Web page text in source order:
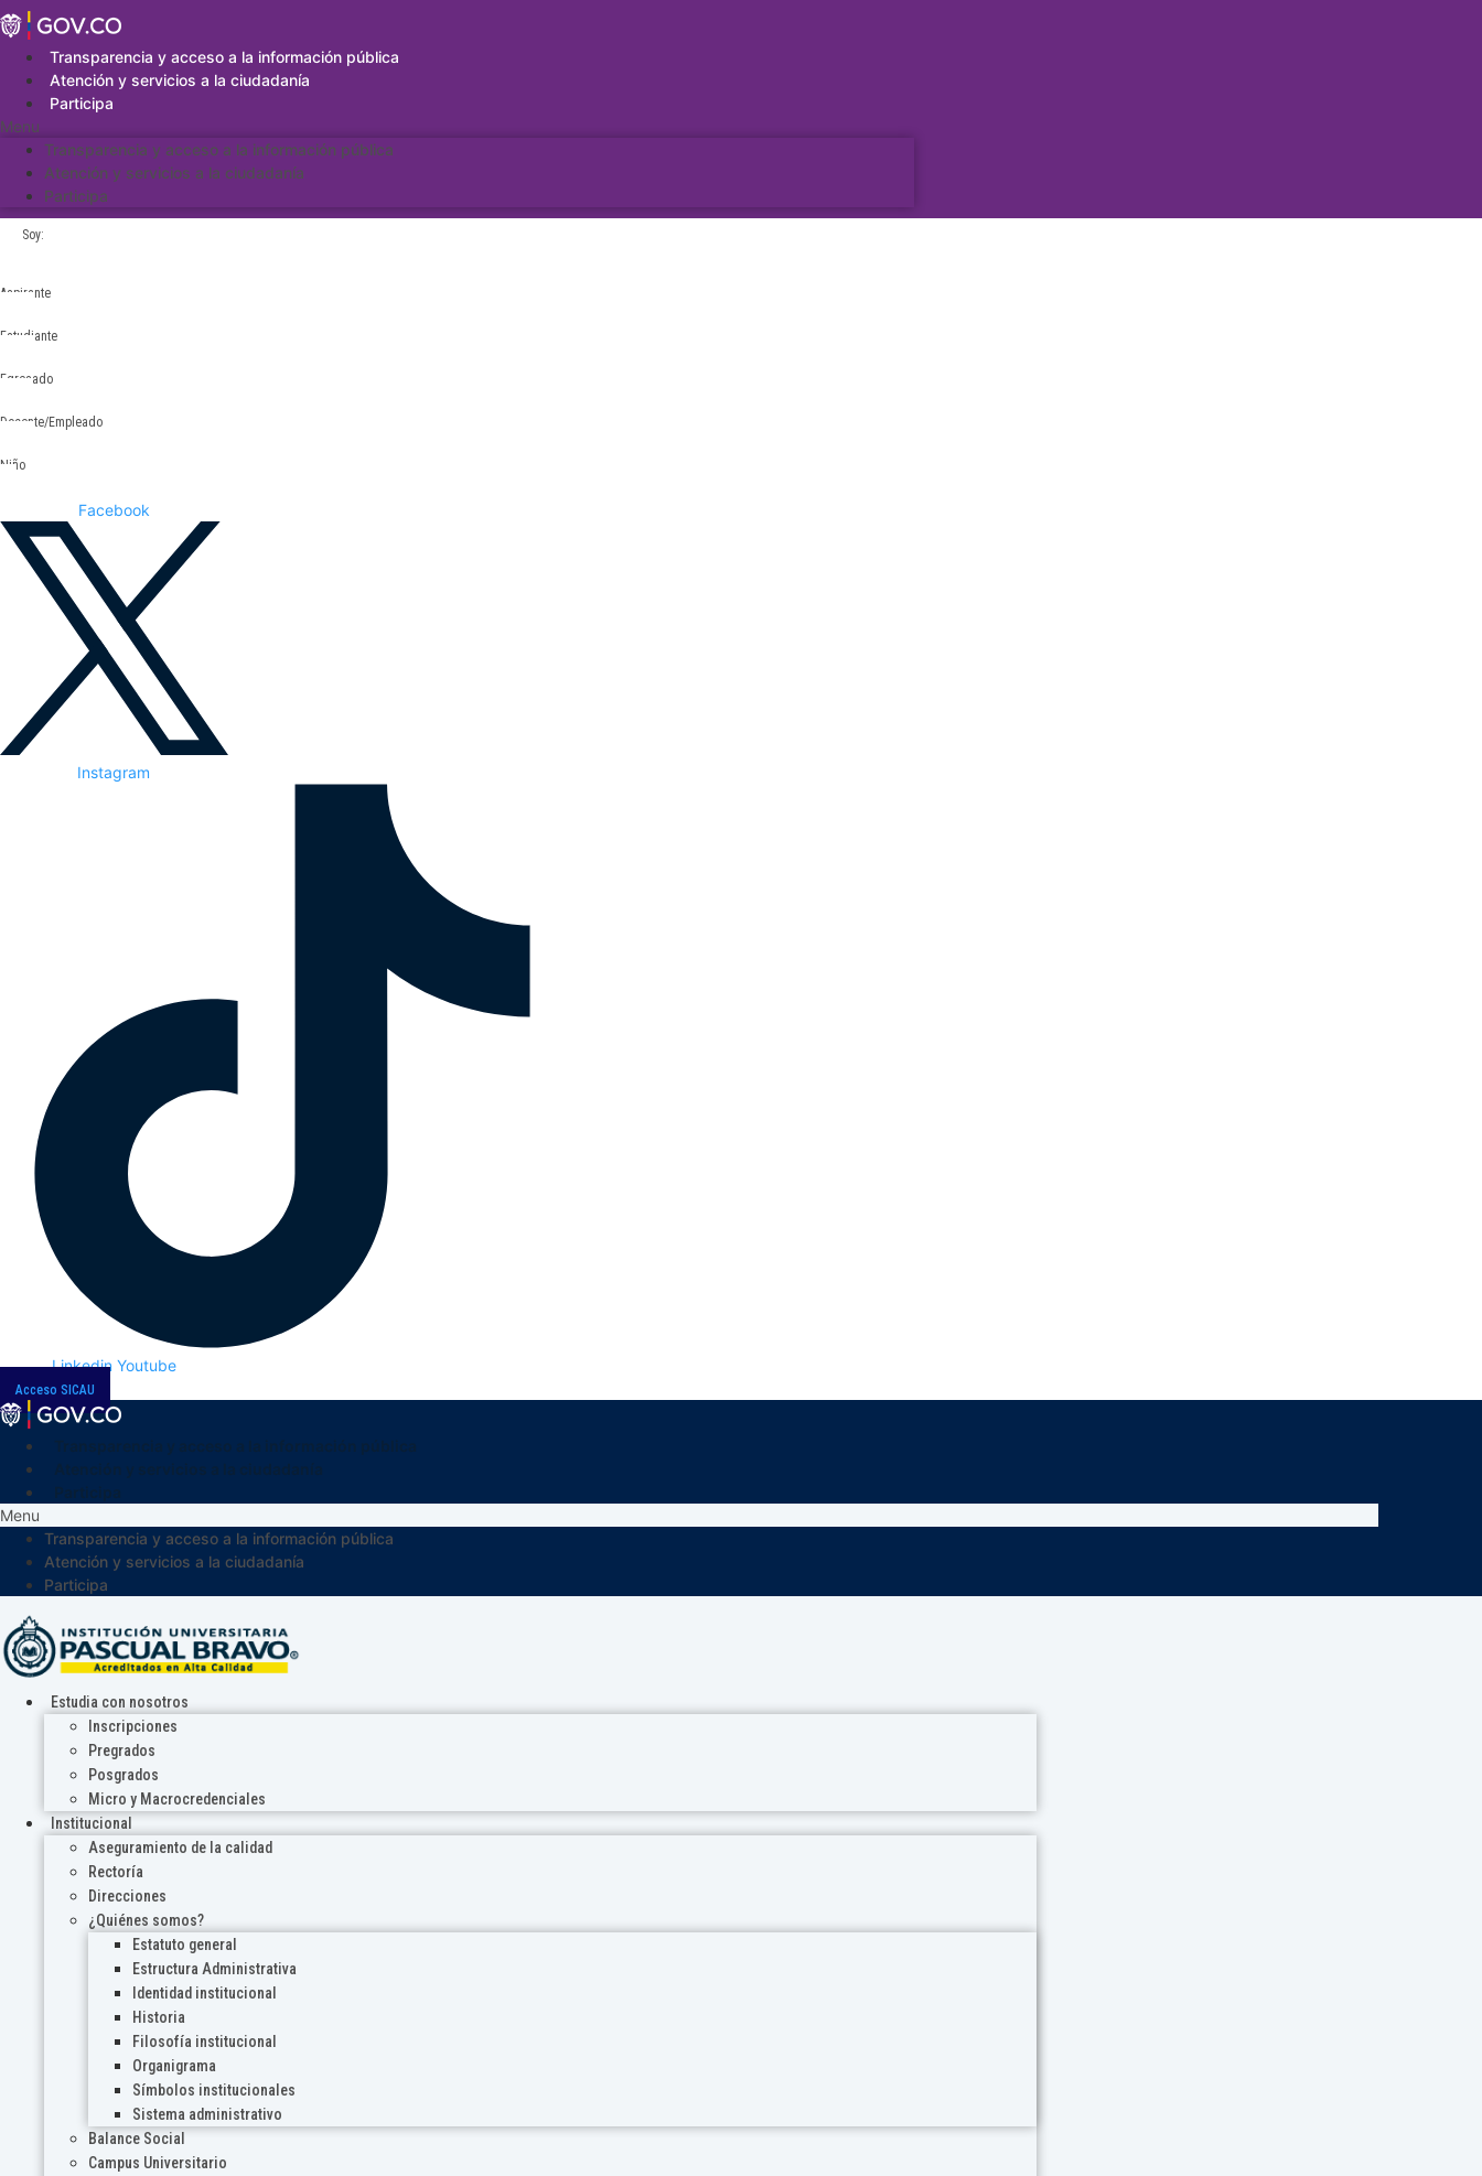
Saltar
al
contenidoTransparencia y acceso a la información pública
Atención y servicios a la ciudadanía
Participa
Menu
Transparencia y acceso a la información pública
Atención y servicios a la ciudadanía
Participa
Soy:
Aspirante
Estudiante
Egresado
Docente/Empleado
Niño
Facebook
Instagram
Linkedin Youtube
Acceso SICAU
Menu
Transparencia y acceso a la información pública
Atención y servicios a la ciudadanía
Participa
Estudia con nosotros
Inscripciones
Pregrados
Posgrados
Micro y Macrocredenciales
Institucional
Aseguramiento de la calidad
Rectoría
Direcciones
¿Quiénes somos?
Estatuto general
Estructura Administrativa
Identidad institucional
Historia
Filosofía institucional
Organigrama
Símbolos institucionales
Sistema administrativo
Balance Social
Campus Universitario